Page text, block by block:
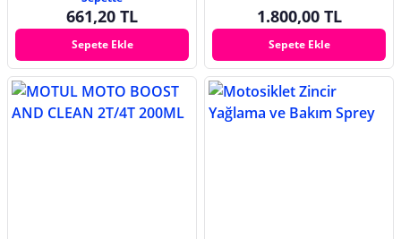
661,20 TL
Sepete Ekle
1.800,00 TL
Sepete Ekle